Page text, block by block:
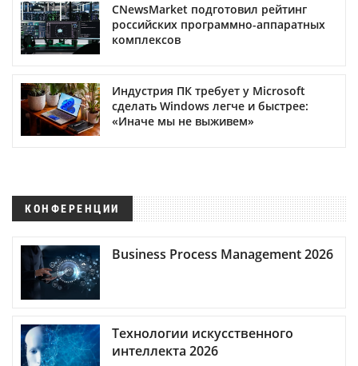
CNewsMarket подготовил рейтинг
российских программно-аппаратных
комплексов
Индустрия ПК требует у Microsoft
сделать Windows легче и быстрее:
«Иначе мы не выживем»
КОНФЕРЕНЦИИ
Business Process Management 2026
Технологии искусственного
интеллекта 2026